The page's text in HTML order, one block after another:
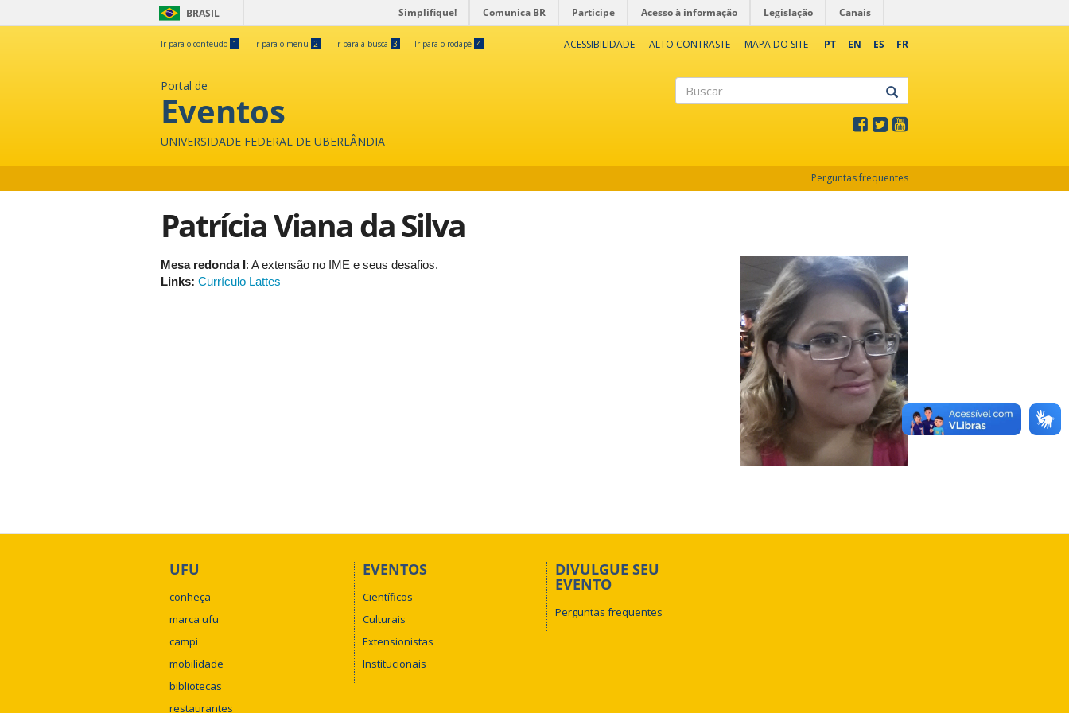
BRASIL Simplifique! Comunica BR Participe Acesso à informação Legislação Canais
Ir para o conteúdo 1 Ir para o menu 2 Ir para a busca 3 Ir para o rodapé 4 PT EN ES FR
ACESSIBILIDADE ALTO CONTRASTE MAPA DO SITE
Portal de
Eventos
UNIVERSIDADE FEDERAL DE UBERLÂNDIA
Perguntas frequentes
Patrícia Viana da Silva
Mesa redonda I: A extensão no IME e seus desafios.
Links: Currículo Lattes
UFU
conheça
marca ufu
campi
mobilidade
bibliotecas
restaurantes
EVENTOS
Científicos
Culturais
Extensionistas
Institucionais
DIVULGUE SEU
EVENTO
Perguntas frequentes